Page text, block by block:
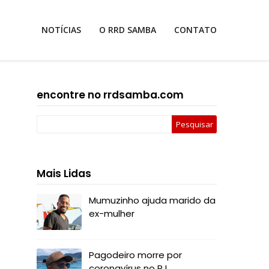
NOTÍCIAS O RRD SAMBA CONTATO
encontre no rrdsamba.com
Mais Lidas
Mumuzinho ajuda marido da
ex-mulher
Pagodeiro morre por